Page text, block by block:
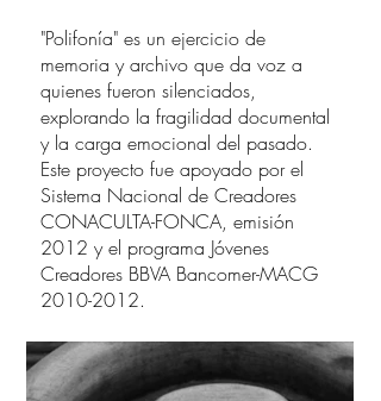
"Polifonía" es un ejercicio de
memoria y archivo que da voz a
quienes fueron silenciados,
explorando la fragilidad documental
y la carga emocional del pasado.
Este proyecto fue apoyado por el
Sistema Nacional de Creadores
CONACULTA-FONCA, emisión
2012 y el programa Jóvenes
Creadores BBVA Bancomer-MACG
2010-2012.